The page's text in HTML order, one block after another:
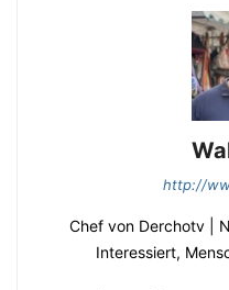
http://
Chef von Derchotv |
Interessiert,